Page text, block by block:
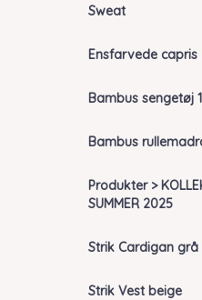
Sweat
Ensfarvede capris
Bambus sengetøj
Bambus
Produkter >
SUMMER 2025
Strik Cardigan grå
Strik Vest beige